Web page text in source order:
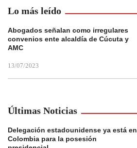
Lo más leído
Abogados señalan como irregulares
convenios ente alcaldía de Cúcuta y
AMC
13/07/2023
Últimas Noticias
Delegación estadounidense ya está en
Colombia para la posesión